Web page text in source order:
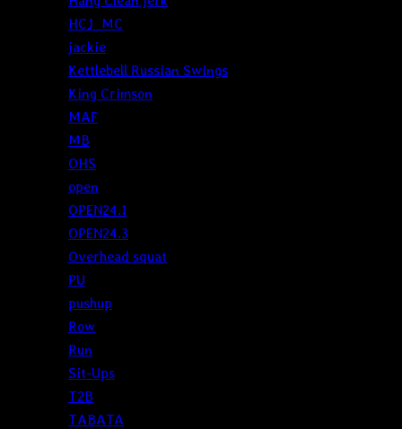
HCJ_MC
jackie
Kettlebell Russian Swings
King Crimson
MAF
MB
OHS
open
OPEN24.1
OPEN24.3
Overhead squat
PU
pushup
Row
Run
Sit-Ups
T2B
TABATA